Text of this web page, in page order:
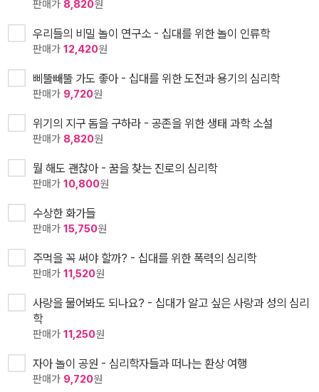
판매가 8,820원
우리들의 비밀 놀이 연구소 - 십대를 위한 놀이 인류학
판매가 12,420원
삐뚤빼뚤 가도 좋아 - 십대를 위한 도전과 용기의 심리학
판매가 9,720원
위기의 지구 돔을 구하라 - 공존을 위한 생태 과학 소설
판매가 8,820원
뭘 해도 괜찮아 - 꿈을 찾는 진로의 심리학
판매가 10,800원
수상한 화가들
판매가 15,750원
주먹을 꼭 써야 할까? - 십대를 위한 폭력의 심리학
판매가 11,520원
사랑을 물어봐도 되나요? - 십대가 알고 싶은 사랑과 성의 심리
학
판매가 11,250원
자아 놀이 공원 - 심리학자들과 떠나는 환상 여행
판매가 9,720원